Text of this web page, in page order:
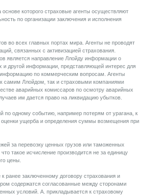
основе которого страховые агенты осуществляют
по организации заключения и исполнения
во всех главных портах мира. Агенты не проводят
связанных с активизацией страхования.
является направление Ллойду информации о
и другой информации, представляющей интерес для
по коммерческим вопросам. Агенты
самим Ллойдом, так и страховыми компаниями
аварийных комиссаров по осмотру аварийных
им дается право на ликвидацию убытков.
по одному событию, например потерям от урагана, к
оценки ущерба и определения суммы возмещения при
за перевозку ценных грузов или таможенных
такое исчисление производится не за единицу
цены.
ранее заключенному договору страхования и
содержатся согласованные между сторонами
условий. А. прикладывается к страховому